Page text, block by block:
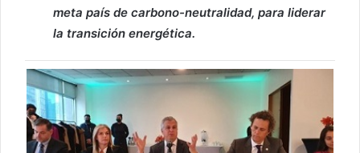
meta país de carbono-neutralidad, para liderar
la transición energética.